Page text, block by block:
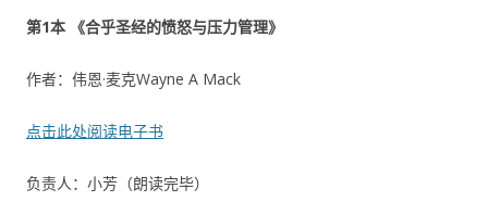
第1本 《合乎圣经的愤怒与压力管理》
作者：伟恩·麦克Wayne A Mack
点击此处阅读电子书
负责人：小芳（朗读完毕）